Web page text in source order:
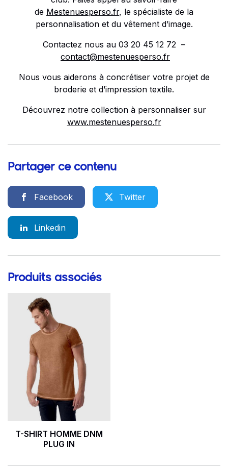
de Mestenuesperso.fr, le spécialiste de la
personnalisation et du vêtement d’image.
Contactez nous au 03 20 45 12 72 –
contact@mestenuesperso.fr
Nous vous aiderons à concrétiser votre projet de
broderie et d’impression textile.
Découvrez notre collection à personnaliser sur
www.mestenuesperso.fr
Partager ce contenu
Facebook Twitter
Linkedin
Produits associés
T-SHIRT HOMME DNM
PLUG IN
Go to product page